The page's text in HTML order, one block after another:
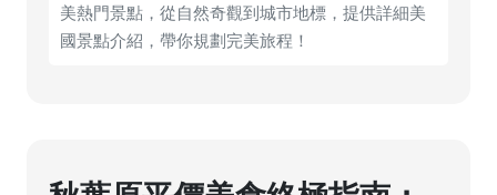
美熱門景點，從自然奇觀到城市地標，提供詳細美
國景點介紹，帶你規劃完美旅程！